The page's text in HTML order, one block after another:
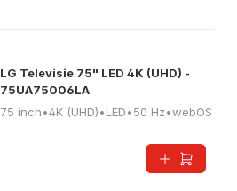
LG Televisie 75" LED 4K (UHD) -
75UA75006LA
75 inch•4K (UHD)•LED•50 Hz•webOS